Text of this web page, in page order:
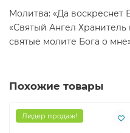
Молитва: «Да воскреснет
«Святый Ангел
святые молите Бога о
Похожие товары
Лидер продаж!